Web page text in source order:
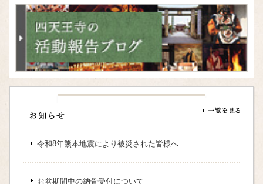
令和8年熊本地震により被災された皆様へ
お盆期間中の納骨受付について